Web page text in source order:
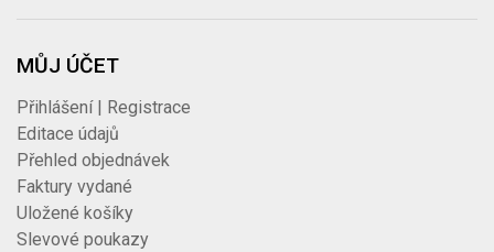
MŮJ ÚČET
Přihlášení | Registrace
Editace údajů
Přehled objednávek
Faktury vydané
Uložené košíky
Slevové poukazy